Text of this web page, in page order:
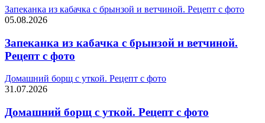
Запеканка из кабачка с брынзой и ветчиной. Рецепт с фото
05.08.2026
Запеканка из кабачка с брынзой и ветчиной.
Рецепт с фото
Домашний борщ с уткой. Рецепт с фото
31.07.2026
Домашний борщ с уткой. Рецепт с фото